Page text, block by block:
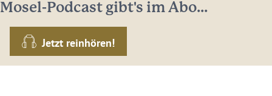
Podcast gibt's im Abo...
Jetzt reinhören!